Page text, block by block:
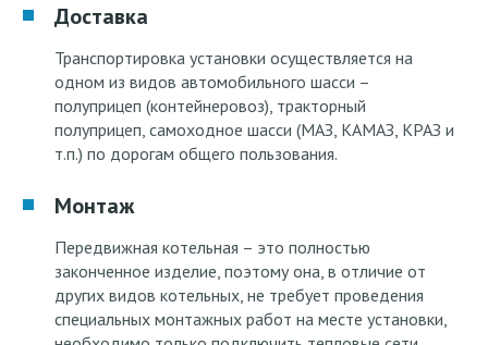
Доставка
Транспортировка установки осуществляется на
одном из видов автомобильного шасси –
полуприцеп (контейнеровоз), тракторный
полуприцеп, самоходное шасси (МАЗ, КАМАЗ, КРАЗ и
т.п.) по дорогам общего пользования.
Монтаж
Передвижная котельная – это полностью
законченное изделие, поэтому она, в отличие от
других видов котельных, не требует проведения
специальных монтажных работ на месте установки,